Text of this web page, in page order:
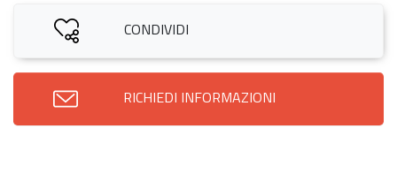
CONDIVIDI
RICHIEDI INFORMAZIONI